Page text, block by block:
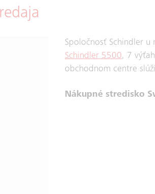
Spoločnosť Schindler
Schindler 5500, 7
obchodnom centre
Nákupné stredisko